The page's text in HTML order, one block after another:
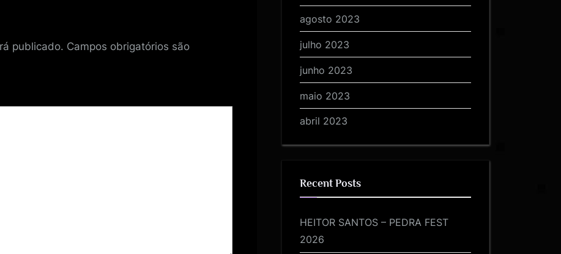
publicado. Campos obrigatórios são
agosto 2023
julho 2023
junho 2023
maio 2023
abril 2023
Recent Posts
HEITOR SANTOS – PEDRA FEST
2026